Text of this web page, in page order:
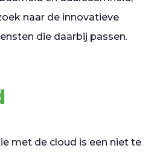
naar de innovatieve
die daarbij passen.
met de cloud is een niet te